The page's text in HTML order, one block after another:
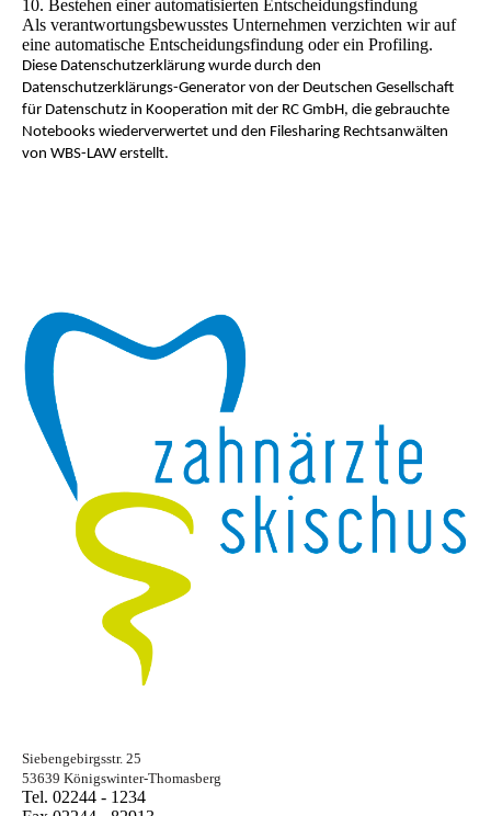
10. Bestehen einer automatisierten Entscheidungsfindung
Als verantwortungsbewusstes Unternehmen verzichten wir auf
eine automatische Entscheidungsfindung oder ein Profiling.
Diese Datenschutzerklärung wurde durch den
Datenschutzerklärungs-Generator von der Deutschen Gesellschaft
für Datenschutz in Kooperation mit der RC GmbH, die gebrauchte
Notebooks wiederverwertet und den Filesharing Rechtsanwälten
von WBS-LAW erstellt.
Siebengebirgsstr. 25
53639 Königswinter-Thomasberg
Tel. 02244 - 1234